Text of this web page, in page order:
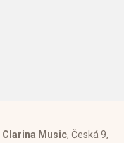
Clarina Music, Česká 9,